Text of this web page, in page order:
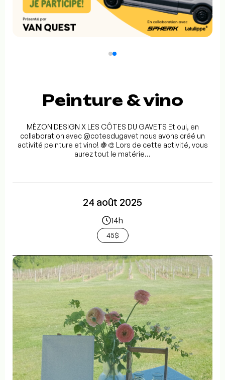
Peinture & vino
MÈZON DESIGN X LES CÔTES DU GAVETS Et oui, en
collaboration avec @cotesdugavet nous avons créé un
activité peinture et vino! 🍇🎨 Lors de cette activité, vous
aurez tout le matérie...
24 août 2025
14h
45$